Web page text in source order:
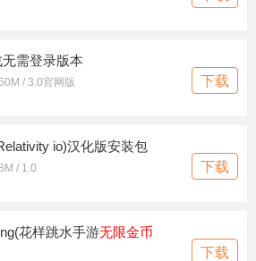
需登录版本
/ 3.0官网版 下载
io)汉化版安装包
/ 1.0 下载
花样跳水手游无限金币
下载